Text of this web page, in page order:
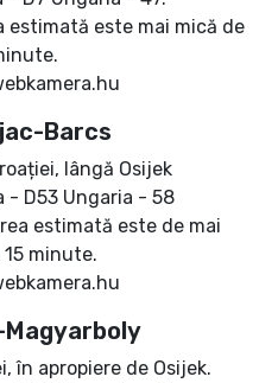
estimată este mai mică de
Barcs
lângă Osijek
- D53 Ungaria - 58
estimată este de mai
minute.
în apropiere de Osijek.